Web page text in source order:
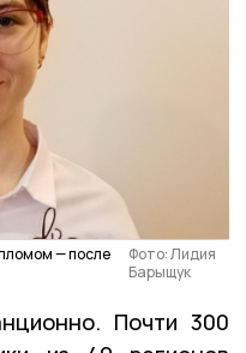
— после
Фото: Лидия
Барыщук
Почти 300